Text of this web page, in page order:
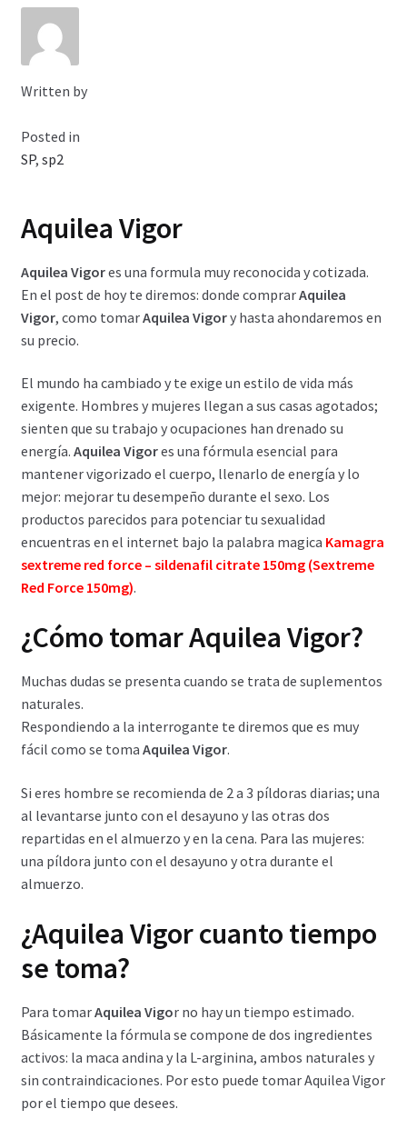
Comment choisir?
Base de datos de productos
Halloween
Blog
Carrito
Contactos
Formas de envío
Formas de pago
Impressum
Mi cuenta
Pago
Política de privacidad
Productos
Sobre nosotros
Written by
Posted in
SP, sp2
Aquilea Vigor
Aquilea Vigores una formula muy reconocida y cotizada.
En el post de hoy te diremos: donde comprarAquilea
Vigor, como tomarAquilea Vigory hasta ahondaremos en
su precio.
El mundo ha cambiado y te exige un estilo de vida más
exigente. Hombres y mujeres llegan a sus casas agotados;
sienten que su trabajo y ocupaciones han drenado su
energía. Aquilea Vigores una fórmula esencial para
mantener vigorizado el cuerpo, llenarlo de energía y lo
mejor: mejorar tu desempeño durante el sexo. Los
productos parecidos para potenciar tu sexualidad
encuentras en el internet bajo la palabra magica Kamagra
sextreme red force – sildenafil citrate 150mg (Sextreme
Red Force 150mg).
¿Cómo tomar Aquilea Vigor?
Muchas dudas se presenta cuando se trata de suplementos
naturales.
Respondiendo a la interrogante te diremos que es muy
fácil como se toma Aquilea Vigor.
Si eres hombre se recomienda de 2 a 3 píldoras diarias; una
al levantarse junto con el desayuno y las otras dos
repartidas en el almuerzo y en la cena. Para las mujeres:
una píldora junto con el desayuno y otra durante el
almuerzo.
¿Aquilea Vigor cuanto tiempo
se toma?
Para tomarAquilea Vigor no hay un tiempo estimado.
Básicamente la fórmula se compone de dos ingredientes
activos: la maca andina y la L-arginina, ambos naturales y
sin contraindicaciones. Por esto puede tomar Aquilea Vigor
por el tiempo que desees.